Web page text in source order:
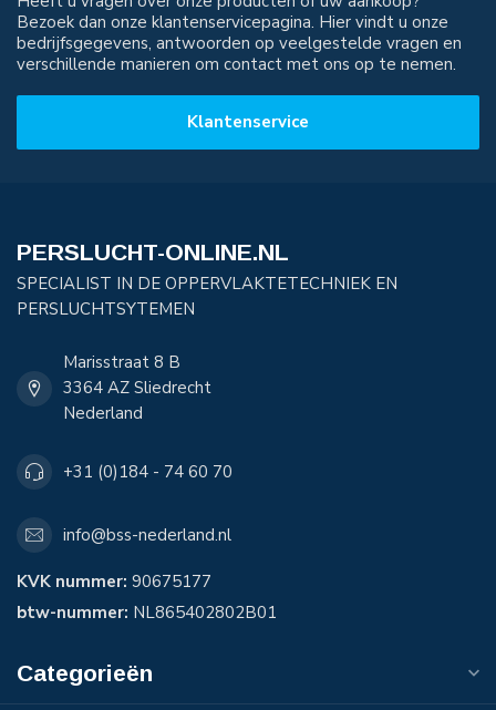
Bezoek dan onze klantenservicepagina. Hier vindt u onze
bedrijfsgegevens, antwoorden op veelgestelde vragen en
verschillende manieren om contact met ons op te nemen.
Klantenservice
PERSLUCHT-ONLINE.NL
SPECIALIST IN DE OPPERVLAKTETECHNIEK EN
PERSLUCHTSYTEMEN
Marisstraat 8 B
3364 AZ Sliedrecht
Nederland
+31 (0)184 - 74 60 70
info@bss-nederland.nl
KVK nummer: 90675177
btw-nummer: NL865402802B01
Categorieën